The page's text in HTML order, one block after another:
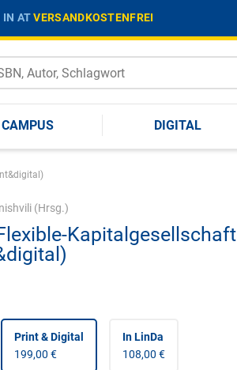
IN ATVERSANDKOSTENFREI
CAMPUS DIGITAL
(Hrsg.)
Print & Digital
199,00 €
In LinDa
108,00 €